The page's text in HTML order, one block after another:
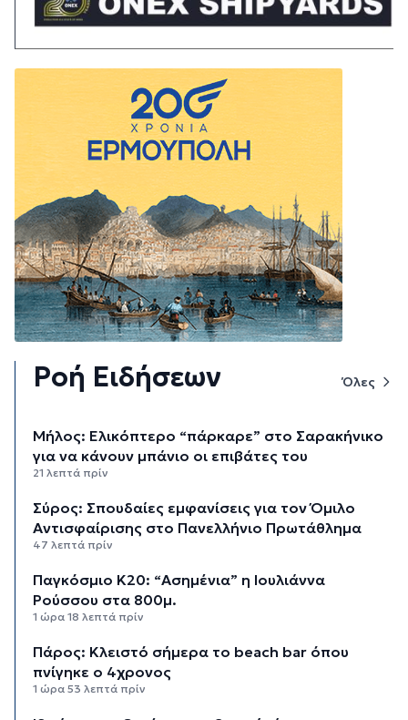
Ροή Ειδήσεων Όλες
Μήλος: Ελικόπτερο “πάρκαρε” στο Σαρακήνικο
για να κάνουν μπάνιο οι επιβάτες του
21 λεπτά πρίν
Σύρος: Σπουδαίες εμφανίσεις για τον Όμιλο
Αντισφαίρισης στο Πανελλήνιο Πρωτάθλημα
47 λεπτά πρίν
Παγκόσμιο Κ20: “Ασημένια” η Ιουλιάννα
Ρούσσου στα 800μ.
1 ώρα 18 λεπτά πρίν
Πάρος: Κλειστό σήμερα το beach bar όπου
πνίγηκε ο 4χρονος
1 ώρα 53 λεπτά πρίν